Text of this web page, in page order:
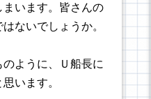
います。皆さんの
ないでしょうか。
ように、Ｕ船長に
います。